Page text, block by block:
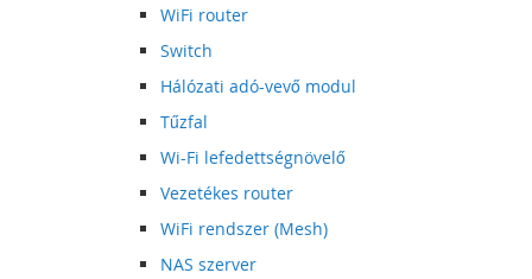
WiFi router
Switch
Hálózati adó-vevő modul
Tűzfal
Wi-Fi lefedettségnövelő
Vezetékes router
WiFi rendszer (Mesh)
NAS szerver